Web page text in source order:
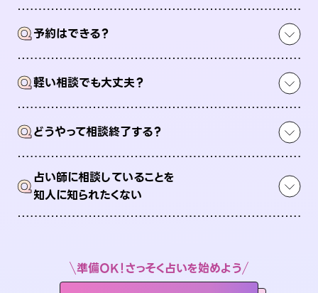
Q予約はできる？
Q軽い相談でも大丈夫？
Qどうやって相談終了する？
Q占い師に相談していることを
知人に知られたくない
準備OK！さっそく占いを始めよう